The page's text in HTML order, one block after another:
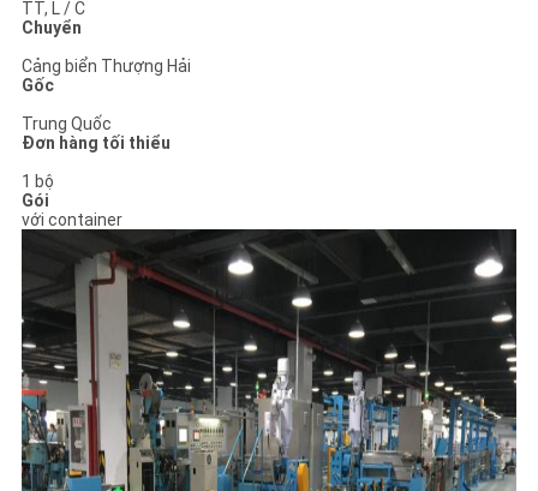
TT, L / C
Chuyển
Cảng biển Thượng Hải
Gốc
Trung Quốc
Đơn hàng tối thiểu
1 bộ
Gói
với container